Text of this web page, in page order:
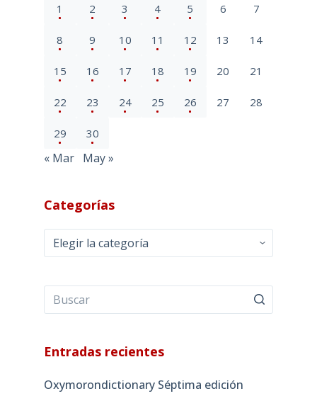
1 2 3 4 5 6 7
8 9 10 11 12 13 14
15 16 17 18 19 20 21
22 23 24 25 26 27 28
29 30
« Mar May »
Categorías
Categorías
Entradas recientes
Oxymorondictionary Séptima edición